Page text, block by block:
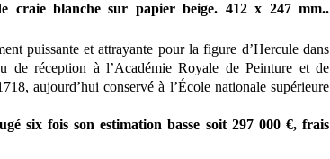
craie blanche sur papier beige. 412 x 247 mm..
puissante et attrayante pour la figure d’Hercule dans
de réception à l’Académie Royale de Peinture et de
aujourd’hui conservé à l’École nationale supérieure
six fois son estimation basse soit 297 000 €, frais